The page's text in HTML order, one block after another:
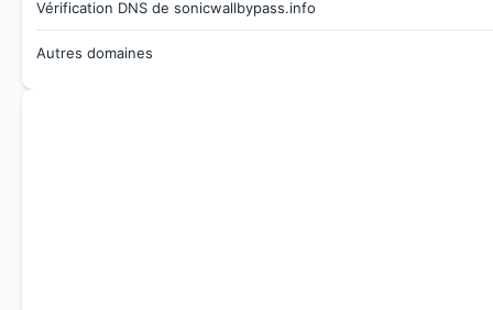
Vérification DNS de sonicwallbypass.info
Autres domaines